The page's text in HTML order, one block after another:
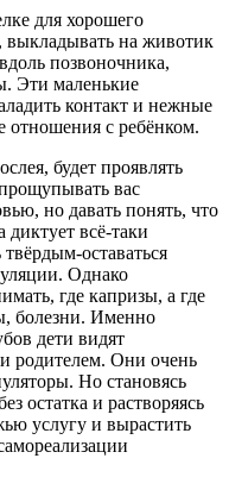
для хорошего
на животик
позвоночника,
Эти маленькие
контакт и нежные
с ребёнком.
будет проявлять
вас
но давать понять, что
всё-таки
оставаться
Однако
где капризы, а где
болезни. Именно
дети видят
родителем. Они очень
Но становясь
остатка и растворяясь
услугу и вырастить